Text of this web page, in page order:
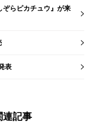
ぞらピカチュウ』が来
表
連記事